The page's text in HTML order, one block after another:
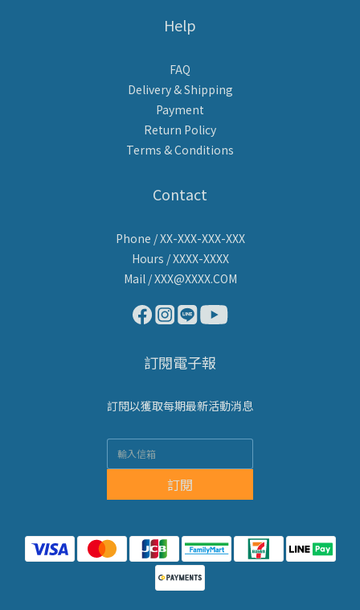
Help
FAQ
Delivery & Shipping
Payment
Return Policy
Terms & Conditions
Contact
Phone / XX-XXX-XXX-XXX
Hours / XXXX-XXXX
Mail / XXX@XXXX.COM
訂閱電子報
訂閱以獲取每期最新活動消息
訂閱